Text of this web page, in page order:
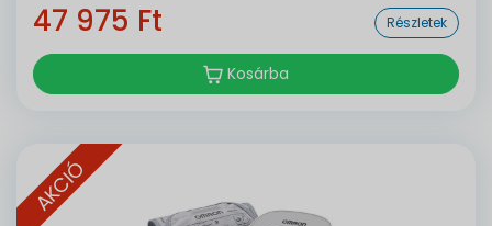
47 975 Ft Részletek
Kosárba
AKCIÓ